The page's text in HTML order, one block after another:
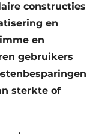
constructies
en
en
gebruikers
sterkte of